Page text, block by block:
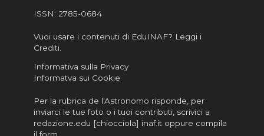
ISSN: 2785-0684
Vuoi usare i contenuti di EduINAF? Leggi i
Crediti.
Informativa sulla Privacy
Informatva sui Cookie
Per la rubrica de l'Astronomo risponde, per
inviarci le tue foto o i tuoi contributi, scrivici a
redazione.edu [chiocciola] inaf.it oppure compila